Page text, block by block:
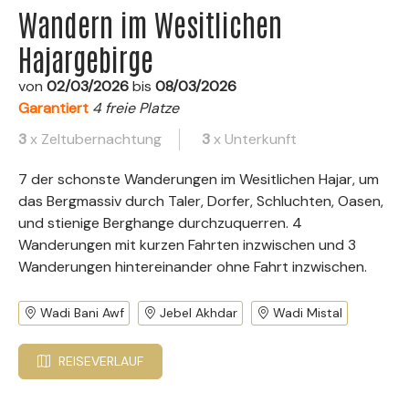
Wandern im Wesitlichen
Hajargebirge
von 02/03/2026bis 08/03/2026
Garantiert 4 freie Platze
3x Zeltubernachtung 3x Unterkunft
7 der schonste Wanderungen im Wesitlichen Hajar, um
das Bergmassiv durch Taler, Dorfer, Schluchten, Oasen,
und stienige Berghange durchzuquerren. 4
Wanderungen mit kurzen Fahrten inzwischen und 3
Wanderungen hintereinander ohne Fahrt inzwischen.
Wadi Bani Awf Jebel Akhdar Wadi Mistal
REISEVERLAUF